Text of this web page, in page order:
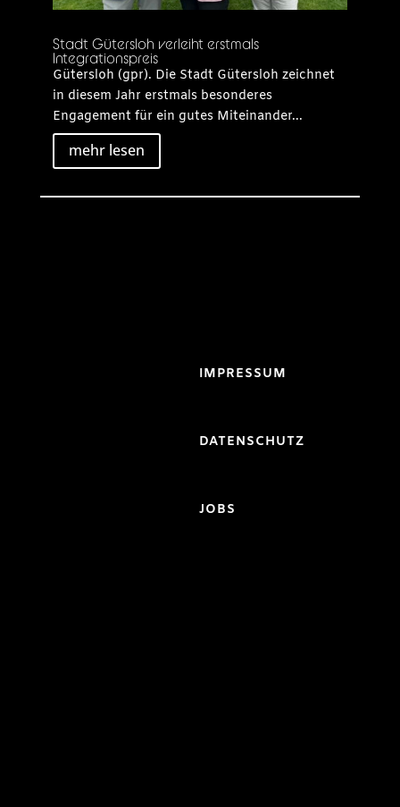
Stadt Gütersloh verleiht erstmals
Integrationspreis
Gütersloh (gpr). Die Stadt Gütersloh zeichnet
in diesem Jahr erstmals besonderes
Engagement für ein gutes Miteinander...
mehr lesen
IMPRESSUM
DATENSCHUTZ
JOBS